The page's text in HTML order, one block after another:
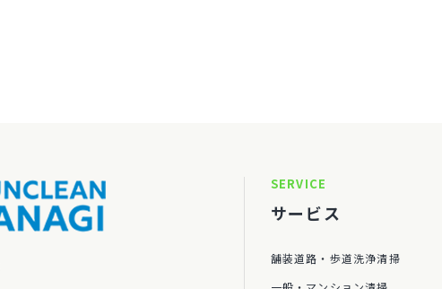
SERVICE
サービス
舗装道路・歩道洗浄清掃